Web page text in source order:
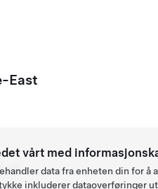
East
vårt med
data fra enheten din for
inkluderer dataoverføringer